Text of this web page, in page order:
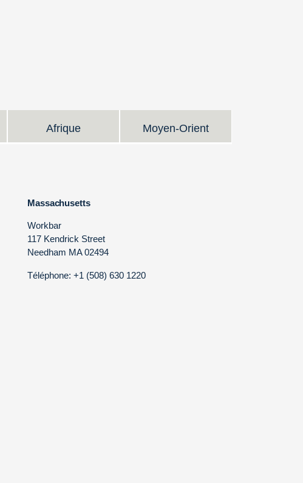
Afrique Moyen-Orient
Massachusetts
Workbar
117 Kendrick Street
Needham MA 02494
Téléphone: +1 (508) 630 1220